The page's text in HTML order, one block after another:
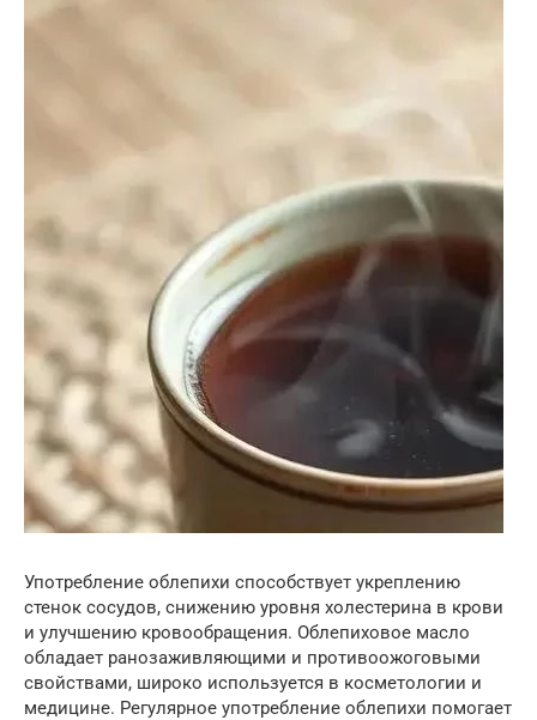
Употребление облепихи способствует укреплению
стенок сосудов, снижению уровня холестерина в крови
и улучшению кровообращения. Облепиховое масло
обладает ранозаживляющими и противоожоговыми
свойствами, широко используется в косметологии и
медицине. Регулярное употребление облепихи помогает